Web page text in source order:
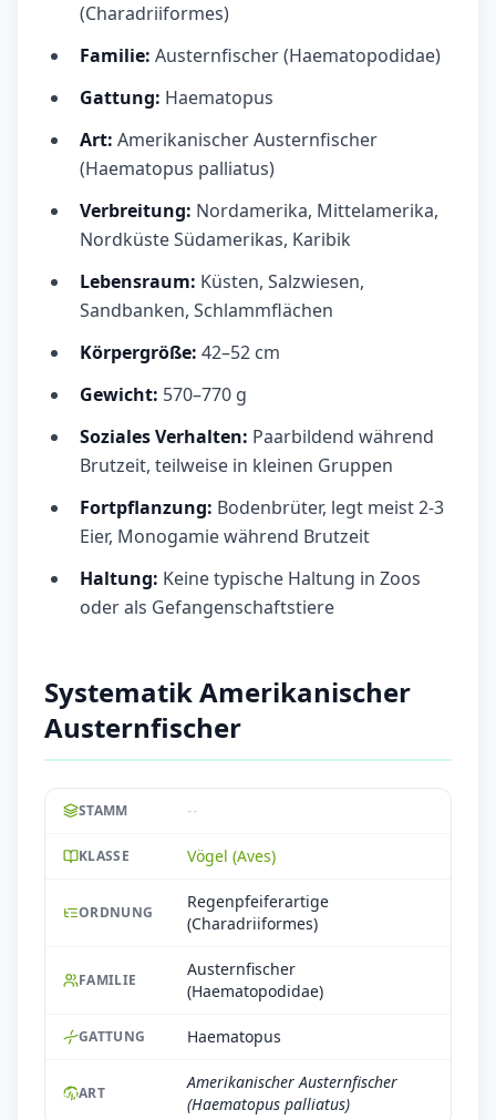
(Charadriiformes)
Familie: Austernfischer (Haematopodidae)
Gattung: Haematopus
Art: Amerikanischer Austernfischer
(Haematopus palliatus)
Verbreitung: Nordamerika, Mittelamerika,
Nordküste Südamerikas, Karibik
Lebensraum: Küsten, Salzwiesen,
Sandbanken, Schlammflächen
Körpergröße: 42–52 cm
Gewicht: 570–770 g
Soziales Verhalten: Paarbildend während
Brutzeit, teilweise in kleinen Gruppen
Fortpflanzung: Bodenbrüter, legt meist 2-3
Eier, Monogamie während Brutzeit
Haltung: Keine typische Haltung in Zoos
oder als Gefangenschaftstiere
Systematik Amerikanischer
Austernfischer
STAMM --
KLASSE Vögel (Aves)
ORDNUNG
Regenpfeiferartige
(Charadriiformes)
FAMILIE
Austernfischer
(Haematopodidae)
GATTUNG Haematopus
ART
Amerikanischer Austernfischer
(Haematopus palliatus)